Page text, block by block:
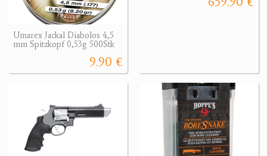
Umarex Jackal Diabolos 4,5
mm Spitzkopf 0,53g 500Stk
9.90 €